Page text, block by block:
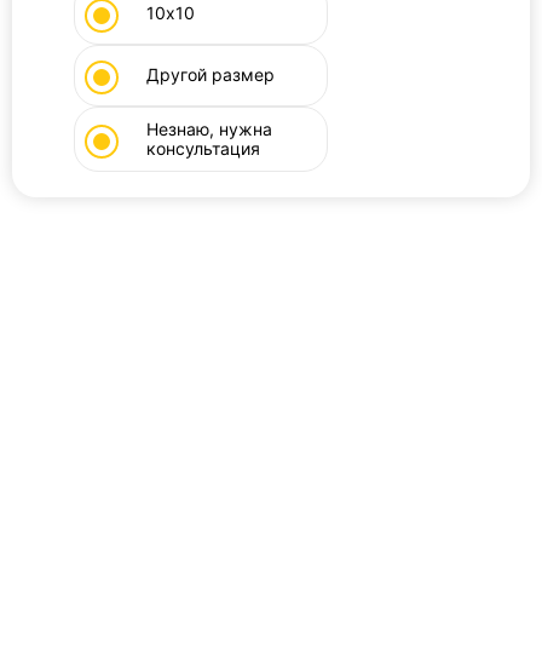
10х10
Другой размер
Незнаю, нужна
консультация